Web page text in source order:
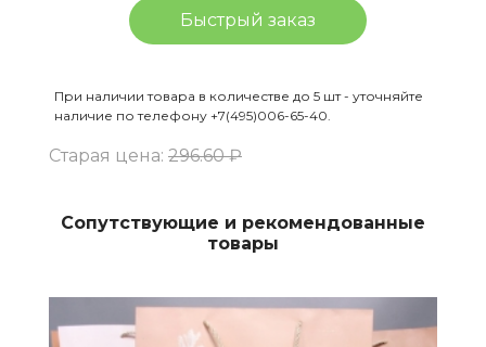
Быстрый заказ
При наличии товара в количестве до 5 шт - уточняйте
наличие по телефону +7(495)006-65-40.
Старая цена: 296.60 ₽
Сопутствующие и рекомендованные
товары